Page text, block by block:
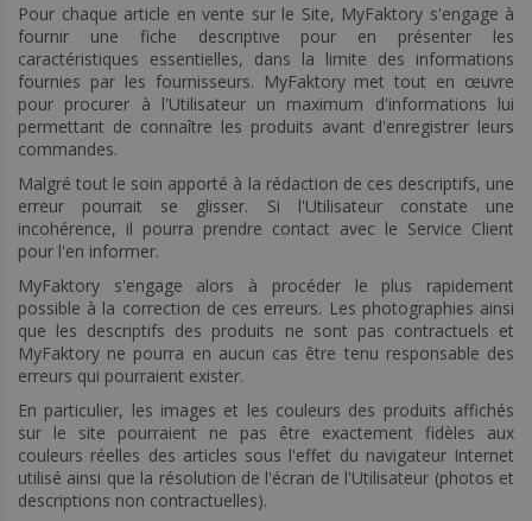
Pour chaque article en vente sur le Site, MyFaktory s'engage à
fournir une fiche descriptive pour en présenter les
caractéristiques essentielles, dans la limite des informations
fournies par les fournisseurs. MyFaktory met tout en œuvre
pour procurer à l'Utilisateur un maximum d'informations lui
permettant de connaître les produits avant d'enregistrer leurs
commandes.
Malgré tout le soin apporté à la rédaction de ces descriptifs, une
erreur pourrait se glisser. Si l'Utilisateur constate une
incohérence, il pourra prendre contact avec le Service Client
pour l'en informer.
MyFaktory s'engage alors à procéder le plus rapidement
possible à la correction de ces erreurs. Les photographies ainsi
que les descriptifs des produits ne sont pas contractuels et
MyFaktory ne pourra en aucun cas être tenu responsable des
erreurs qui pourraient exister.
En particulier, les images et les couleurs des produits affichés
sur le site pourraient ne pas être exactement fidèles aux
couleurs réelles des articles sous l'effet du navigateur Internet
utilisé ainsi que la résolution de l'écran de l'Utilisateur (photos et
descriptions non contractuelles).